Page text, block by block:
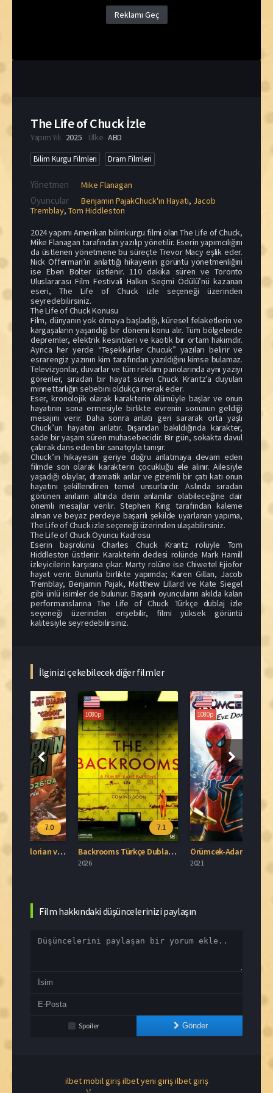
Reklamı Geç
The Life of Chuck İzle
Yapım Yılı 2025 Ülke ABD
Bilim Kurgu Filmleri Dram Filmleri
Yönetmen Mike Flanagan
Oyuncular Benjamin PajakChuck'ın Hayatı, Jacob
Tremblay, Tom Hiddleston
2024 yapımı Amerikan bilimkurgu filmi olan The Life of Chuck,
Mike Flanagan tarafından yazılıp yönetilir. Eserin yapımcılığını
da üstlenen yönetmene bu süreçte Trevor Macy eşlik eder.
Nick Offerman’ın anlattığı hikayenin görüntü yönetmenliğini
ise Eben Bolter üstlenir. 110 dakika süren ve Toronto
Uluslararası Film Festivali Halkın Seçimi Ödülü’nü kazanan
eseri, The Life of Chuck izle seçeneği üzerinden
seyredebilirsiniz.
The Life of Chuck Konusu
Film, dünyanın yok olmaya başladığı, küresel felaketlerin ve
kargaşaların yaşandığı bir dönemi konu alır. Tüm bölgelerde
depremler, elektrik kesintileri ve kaotik bir ortam hakimdir.
Ayrıca her yerde “Teşekkürler Chucuk” yazıları belirir ve
esrarengiz yazının kim tarafından yazıldığını kimse bulamaz.
Televizyonlar, duvarlar ve tüm reklam panolarında aynı yazıyı
görenler, sıradan bir hayat süren Chuck Krantz’a duyulan
minnettarlığın sebebini oldukça merak eder.
Eser, kronolojik olarak karakterin ölümüyle başlar ve onun
hayatının sona ermesiyle birlikte evrenin sonunun geldiği
mesajını verir. Daha sonra anlatı geri sararak orta yaşlı
Chuck’un hayatını anlatır. Dışarıdan bakıldığında karakter,
sade bir yaşam süren muhasebecidir. Bir gün, sokakta davul
çalarak dans eden bir sanatçıyla tanışır.
Chuck’ın hikayesini geriye doğru anlatmaya devam eden
filmde son olarak karakterin çocukluğu ele alınır. Ailesiyle
yaşadığı olaylar, dramatik anlar ve gizemli bir çatı katı onun
hayatını şekillendiren temel unsurlardır. Aslında sıradan
görünen anıların altında derin anlamlar olabileceğine dair
önemli mesajlar verilir. Stephen King tarafından kaleme
alınan ve beyaz perdeye başarılı şekilde uyarlanan yapıma,
The Life of Chuck izle seçeneği üzerinden ulaşabilirsiniz.
The Life of Chuck Oyuncu Kadrosu
Eserin başrolünü Charles Chuck Krantz rolüyle Tom
Hiddleston üstlenir. Karakterin dedesi rolünde Mark Hamill
izleyicilerin karşısına çıkar. Marty rolüne ise Chiwetel Ejiofor
hayat verir. Bununla birlikte yapımda; Karen Gillan, Jacob
Tremblay, Benjamin Pajak, Matthew Lillard ve Kate Siegel
gibi ünlü isimler de bulunur. Başarılı oyuncuların akılda kalan
performanslarına The Life of Chuck Türkçe dublaj izle
seçeneği üzerinden erişebilir, filmi yüksek görüntü
kalitesiyle seyredebilirsiniz.
İlginizi çekebilecek diğer filmler
1080p
Backrooms Türkçe Dublaj İzle
8.1
Örümcek-Adam: Eve Dönüş Yok Full İzle
Film hakkındaki düşüncelerinizi paylaşın
Spoiler Gönder
ilbet mobil girişilbet yeni girişilbet giriş